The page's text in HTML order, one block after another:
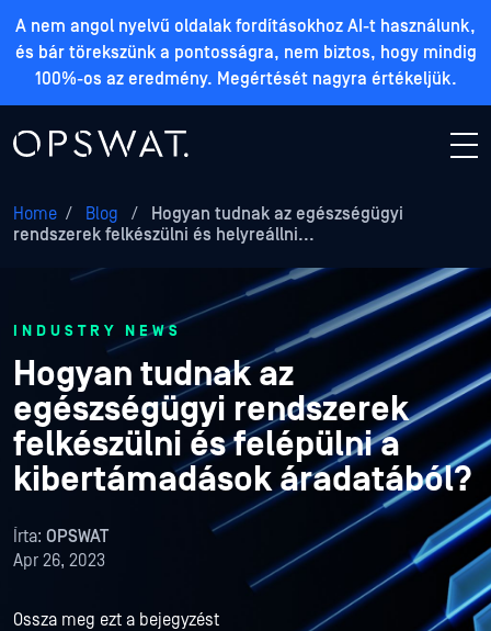
A nem angol nyelvű oldalak fordításokhoz AI-t használunk,
és bár törekszünk a pontosságra, nem biztos, hogy mindig
100%-os az eredmény. Megértését nagyra értékeljük.
Home / Blog /
Hogyan tudnak az egészségügyi
rendszerek felkészülni és helyreállni...
INDUSTRY NEWS
Hogyan tudnak az
egészségügyi rendszerek
felkészülni és felépülni a
kibertámadások áradatából?
Írta: OPSWAT
Apr 26, 2023
Ossza meg ezt a bejegyzést